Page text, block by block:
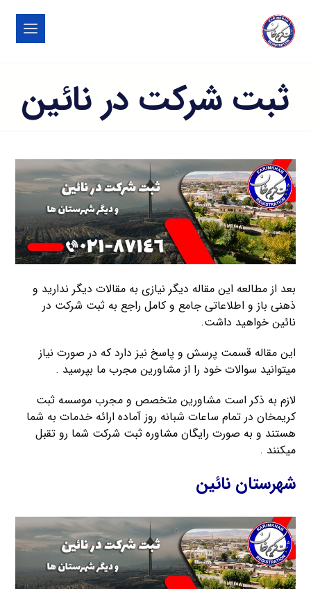
ثبت شرکت در نائين
بعد از مطالعه این مقاله دیگر نیازی به مقالات دیگر ندارید و
ذهنی باز و اطلاعاتی جامع و کامل راجع به ثبت شرکت در
نائين خواهید داشت.
این مقاله قسمت پرسش و پاسخ نیز دارد که در صورت نیاز
میتوانید سوالات خود را از مشاورین مجرب ما بپرسید .
لازم به ذکر است مشاورین متخصص و مجرب موسسه ثبت
کریمخان در تمام ساعات شبانه روز آماده ارائه خدمات به شما
هستند و به صورت رایگان مشاوره ثبت شرکت شما رو تقبل
میکنند .
شهرستان نائين